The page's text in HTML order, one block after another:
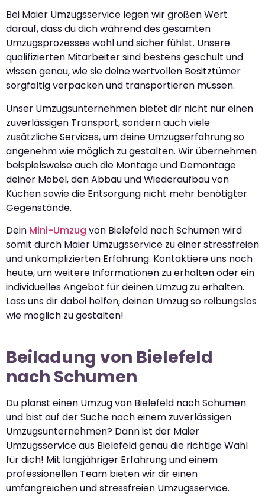
Bei Maier Umzugsservice legen wir großen Wert
darauf, dass du dich während des gesamten
Umzugsprozesses wohl und sicher fühlst. Unsere
qualifizierten Mitarbeiter sind bestens geschult und
wissen genau, wie sie deine wertvollen Besitztümer
sorgfältig verpacken und transportieren müssen.
Unser Umzugsunternehmen bietet dir nicht nur einen
zuverlässigen Transport, sondern auch viele
zusätzliche Services, um deine Umzugserfahrung so
angenehm wie möglich zu gestalten. Wir übernehmen
beispielsweise auch die Montage und Demontage
deiner Möbel, den Abbau und Wiederaufbau von
Küchen sowie die Entsorgung nicht mehr benötigter
Gegenstände.
Dein Mini-Umzug von Bielefeld nach Schumen wird
somit durch Maier Umzugsservice zu einer stressfreien
und unkomplizierten Erfahrung. Kontaktiere uns noch
heute, um weitere Informationen zu erhalten oder ein
individuelles Angebot für deinen Umzug zu erhalten.
Lass uns dir dabei helfen, deinen Umzug so reibungslos
wie möglich zu gestalten!
Beiladung von Bielefeld
nach Schumen
Du planst einen Umzug von Bielefeld nach Schumen
und bist auf der Suche nach einem zuverlässigen
Umzugsunternehmen? Dann ist der Maier
Umzugsservice aus Bielefeld genau die richtige Wahl
für dich! Mit langjähriger Erfahrung und einem
professionellen Team bieten wir dir einen
umfangreichen und stressfreien Umzugsservice.